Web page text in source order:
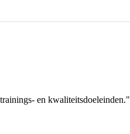
en kwaliteitsdoeleinden."